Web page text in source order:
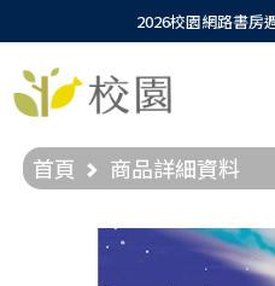
2026校園網路書房
首頁 商品詳細資料